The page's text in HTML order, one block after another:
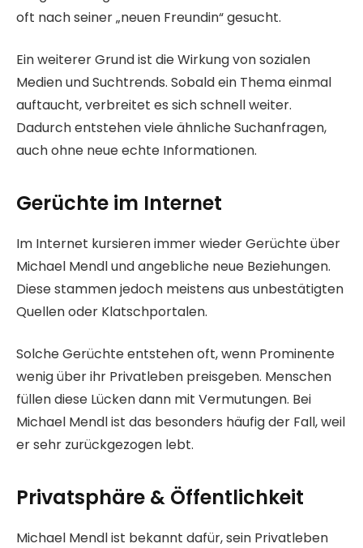
oft nach seiner „neuen Freundin“ gesucht.
Ein weiterer Grund ist die Wirkung von sozialen
Medien und Suchtrends. Sobald ein Thema einmal
auftaucht, verbreitet es sich schnell weiter.
Dadurch entstehen viele ähnliche Suchanfragen,
auch ohne neue echte Informationen.
Gerüchte im Internet
Im Internet kursieren immer wieder Gerüchte über
Michael Mendl und angebliche neue Beziehungen.
Diese stammen jedoch meistens aus unbestätigten
Quellen oder Klatschportalen.
Solche Gerüchte entstehen oft, wenn Prominente
wenig über ihr Privatleben preisgeben. Menschen
füllen diese Lücken dann mit Vermutungen. Bei
Michael Mendl ist das besonders häufig der Fall, weil
er sehr zurückgezogen lebt.
Privatsphäre & Öffentlichkeit
Michael Mendl ist bekannt dafür, sein Privatleben